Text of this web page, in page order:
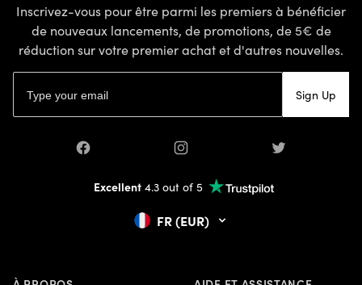
Inscrivez-vous pour être parmi les premiers à bénéficier
de nouveaux lancements, de promotions, de 5€ de
réduction sur votre premier achat et d'autres nouvelles.
Sign Up
Facebook Instagram Twitter
Excellent4.3 out of 5
FR (EUR)